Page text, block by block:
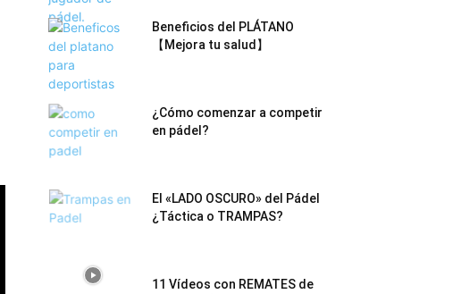
Beneficios del PLÁTANO
【Mejora tu salud】
¿Cómo comenzar a competir
en pádel?
El «LADO OSCURO» del Pádel
¿Táctica o TRAMPAS?
11 Vídeos con REMATES de